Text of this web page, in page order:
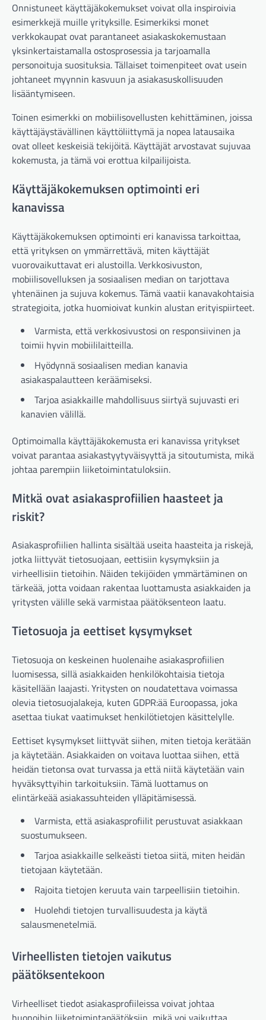
Onnistuneet käyttäjäkokemukset voivat olla inspiroivia
esimerkkejä muille yrityksille. Esimerkiksi monet
verkkokaupat ovat parantaneet asiakaskokemustaan
yksinkertaistamalla ostosprosessia ja tarjoamalla
personoituja suosituksia. Tällaiset toimenpiteet ovat usein
johtaneet myynnin kasvuun ja asiakasuskollisuuden
lisääntymiseen.
Toinen esimerkki on mobiilisovellusten kehittäminen, joissa
käyttäjäystävällinen käyttöliittymä ja nopea latausaika
ovat olleet keskeisiä tekijöitä. Käyttäjät arvostavat sujuvaa
kokemusta, ja tämä voi erottua kilpailijoista.
Käyttäjäkokemuksen optimointi eri
kanavissa
Käyttäjäkokemuksen optimointi eri kanavissa tarkoittaa,
että yrityksen on ymmärrettävä, miten käyttäjät
vuorovaikuttavat eri alustoilla. Verkkosivuston,
mobiilisovelluksen ja sosiaalisen median on tarjottava
yhtenäinen ja sujuva kokemus. Tämä vaatii kanavakohtaisia
strategioita, jotka huomioivat kunkin alustan erityispiirteet.
Varmista, että verkkosivustosi on responsiivinen ja
toimii hyvin mobiililaitteilla.
Hyödynnä sosiaalisen median kanavia
asiakaspalautteen keräämiseksi.
Tarjoa asiakkaille mahdollisuus siirtyä sujuvasti eri
kanavien välillä.
Optimoimalla käyttäjäkokemusta eri kanavissa yritykset
voivat parantaa asiakastyytyväisyyttä ja sitoutumista, mikä
johtaa parempiin liiketoimintatuloksiin.
Mitkä ovat asiakasprofiilien haasteet ja
riskit?
Asiakasprofiilien hallinta sisältää useita haasteita ja riskejä,
jotka liittyvät tietosuojaan, eettisiin kysymyksiin ja
virheellisiin tietoihin. Näiden tekijöiden ymmärtäminen on
tärkeää, jotta voidaan rakentaa luottamusta asiakkaiden ja
yritysten välille sekä varmistaa päätöksenteon laatu.
Tietosuoja ja eettiset kysymykset
Tietosuoja on keskeinen huolenaihe asiakasprofiilien
luomisessa, sillä asiakkaiden henkilökohtaisia tietoja
käsitellään laajasti. Yritysten on noudatettava voimassa
olevia tietosuojalakeja, kuten GDPR:ää Euroopassa, joka
asettaa tiukat vaatimukset henkilötietojen käsittelylle.
Eettiset kysymykset liittyvät siihen, miten tietoja kerätään
ja käytetään. Asiakkaiden on voitava luottaa siihen, että
heidän tietonsa ovat turvassa ja että niitä käytetään vain
hyväksyttyihin tarkoituksiin. Tämä luottamus on
elintärkeää asiakassuhteiden ylläpitämisessä.
Varmista, että asiakasprofiilit perustuvat asiakkaan
suostumukseen.
Tarjoa asiakkaille selkeästi tietoa siitä, miten heidän
tietojaan käytetään.
Rajoita tietojen keruuta vain tarpeellisiin tietoihin.
Huolehdi tietojen turvallisuudesta ja käytä
salausmenetelmiä.
Virheellisten tietojen vaikutus
päätöksentekoon
Virheelliset tiedot asiakasprofiileissa voivat johtaa